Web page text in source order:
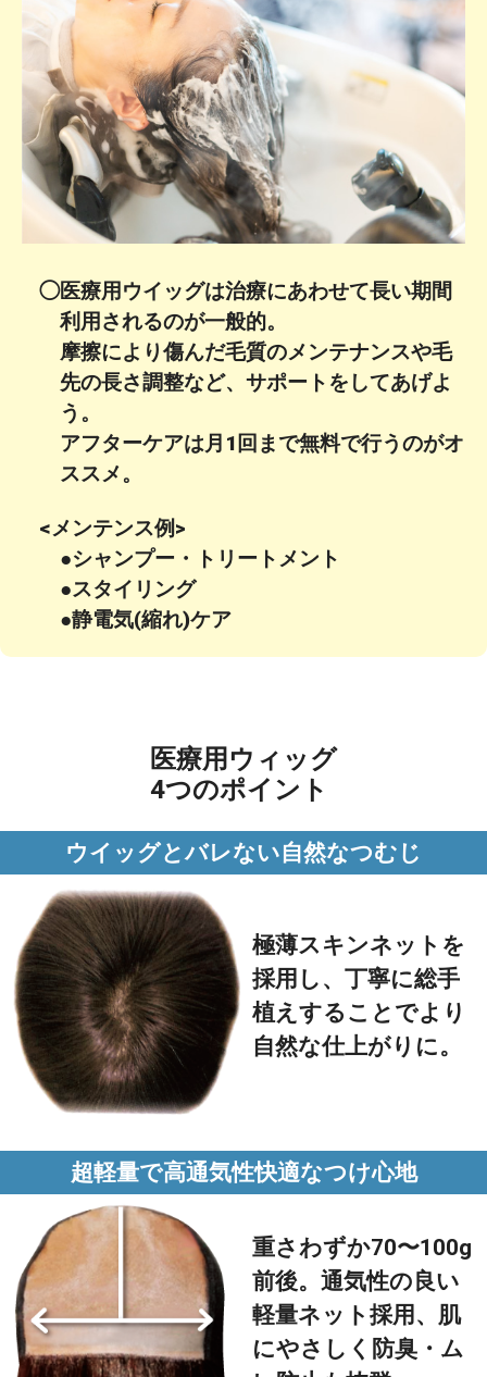
◯医療用ウイッグは治療にあわせて長い期間
利用されるのが一般的。
摩擦により傷んだ毛質のメンテナンスや毛
先の長さ調整など、サポートをしてあげよ
う。
アフターケアは月1回まで無料で行うのがオ
ススメ。
<メンテンス例>
●シャンプー・トリートメント
●スタイリング
●静電気(縮れ)ケア
医療用ウィッグ
4つのポイント
ウイッグとバレない自然なつむじ
極薄スキンネットを
採用し、丁寧に総手
植えすることでより
自然な仕上がりに。
超軽量で高通気性快適なつけ心地
重さわずか70〜100g
前後。通気性の良い
軽量ネット採用、肌
にやさしく防臭・ム